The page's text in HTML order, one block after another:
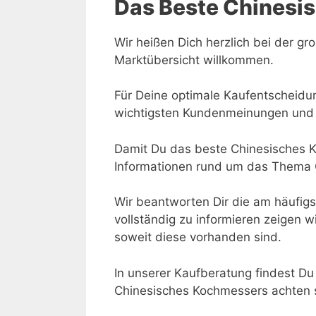
Das Beste
Wir heißen Dich herzlich bei der
Marktübersicht willkommen.
Für Deine optimale
wichtigsten Kundenmeinungen
Damit Du das beste Chinesisches
Informationen rund um das
Wir beantworten Dir die am
vollständig zu informieren zeigen
soweit diese vorhanden sind.
In unserer Kaufberatung findest
Chinesisches Kochmessers achten